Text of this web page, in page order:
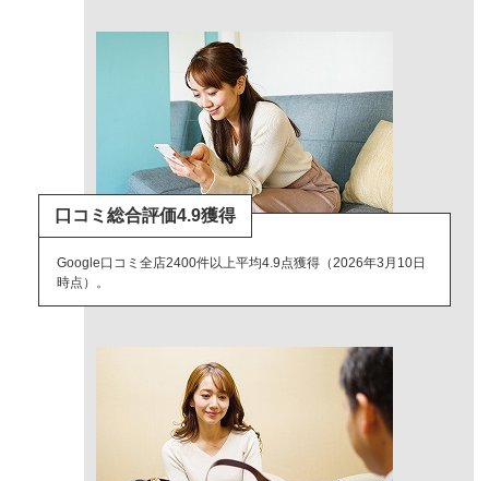
口コミ総合評価4.9獲得
Google口コミ全店2400件以上平均4.9点獲得（2026年3月10日
時点）。